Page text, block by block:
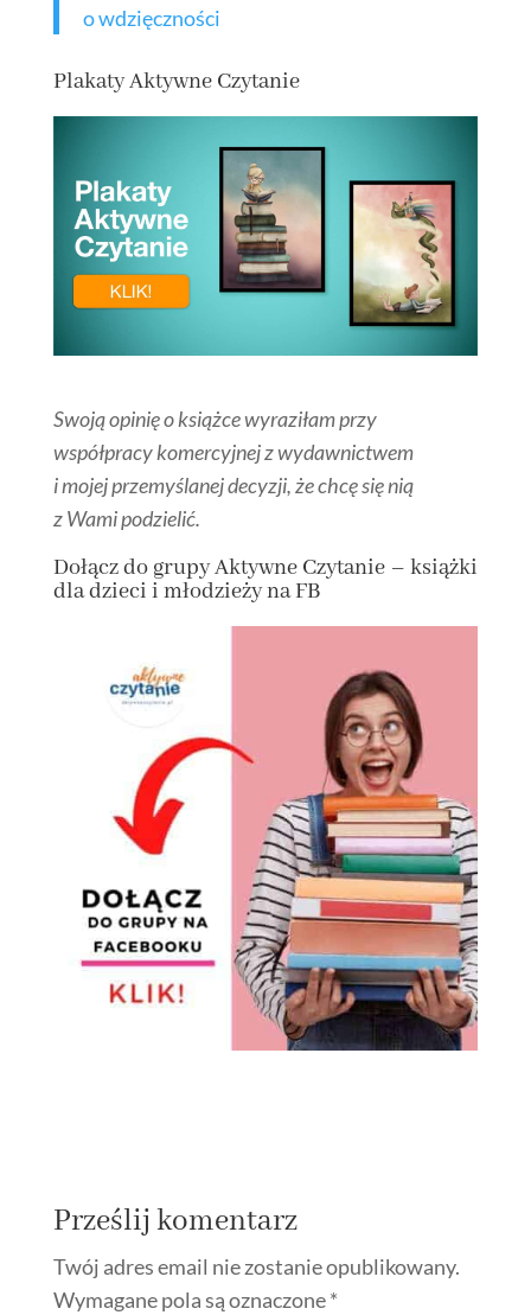
o wdzięczności
Plakaty Aktywne Czytanie
Swoją opinię o książce wyraziłam przy
współpracy komercyjnej z wydawnictwem
i mojej przemyślanej decyzji, że chcę się nią
z Wami podzielić.
Dołączdo grupyAktywne Czytanie – książki
dla dzieci i młodzieży na FB
Prześlij komentarz
Twój adres email nie zostanie opublikowany.
Wymagane pola są oznaczone*